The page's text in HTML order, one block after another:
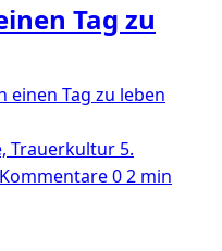
Tag zu
einen Tag zu leben
Trauerkultur 5.
Kommentare 02 min